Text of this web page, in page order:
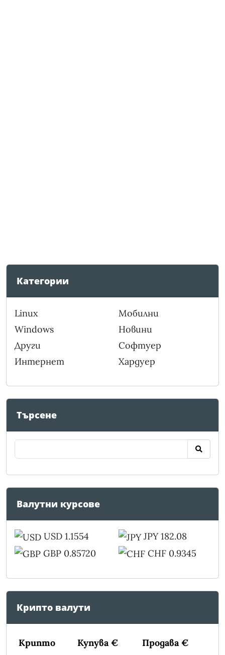
Категории
Linux
Windows
Други
Интернет
Мобилни
Новини
Софтуер
Хардуер
Търсене
Валутни курсове
USD 1.1554
GBP 0.85720
JPY 182.08
CHF 0.9345
Крипто валути
Крипто Купува €
Продава €